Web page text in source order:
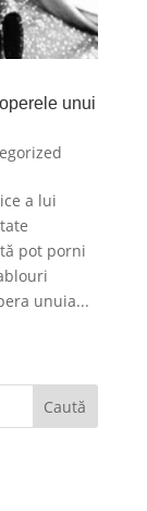
unui
a lui
pot porni
unuia...
Caută